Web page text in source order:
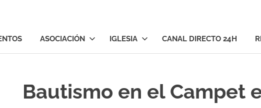
ASOCIACIÓN IGLESIA CANAL DIRECTO 24H
Bautismo en el Campet